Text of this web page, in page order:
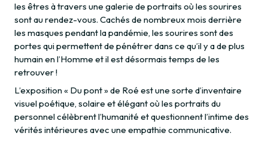
les êtres à travers une galerie de portraits où les sourires
sont au rendez-vous. Cachés de nombreux mois derrière
les masques pendant la pandémie, les sourires sont des
portes qui permettent de pénétrer dans ce qu’il y a de plus
humain en l’Homme et il est désormais temps de les
retrouver !
L’exposition « Du pont » de Roé est une sorte d’inventaire
visuel poétique, solaire et élégant où les portraits du
personnel célèbrent l’humanité et questionnent l’intime des
vérités intérieures avec une empathie communicative.